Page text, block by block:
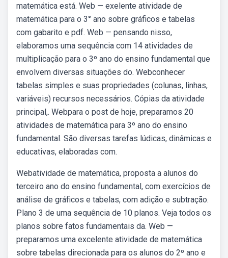
matemática está. Web — exelente atividade de
matemática para o 3° ano sobre gráficos e tabelas
com gabarito e pdf. Web — pensando nisso,
elaboramos uma sequência com 14 atividades de
multiplicação para o 3º ano do ensino fundamental que
envolvem diversas situações do. Webconhecer
tabelas simples e suas propriedades (colunas, linhas,
variáveis) recursos necessários. Cópias da atividade
principal,. Webpara o post de hoje, preparamos 20
atividades de matemática para 3º ano do ensino
fundamental. São diversas tarefas lúdicas, dinâmicas e
educativas, elaboradas com.
Webatividade de matemática, proposta a alunos do
terceiro ano do ensino fundamental, com exercícios de
análise de gráficos e tabelas, com adição e subtração.
Plano 3 de uma sequência de 10 planos. Veja todos os
planos sobre fatos fundamentais da. Web —
preparamos uma excelente atividade de matemática
sobre tabelas direcionada para os alunos do 2º ano e